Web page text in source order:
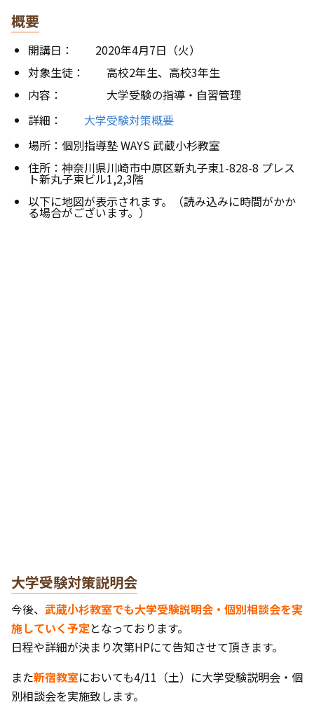
概要
開講日： 2020年4月7日（火）
対象生徒： 高校2年生、高校3年生
内容： 大学受験の指導・自習管理
詳細： 大学受験対策概要
場所：個別指導塾 WAYS 武蔵小杉教室
住所：神奈川県川崎市中原区新丸子東1-828-8 プレス
ト新丸子東ビル1,2,3階
以下に地図が表示されます。（読み込みに時間がかか
る場合がございます。）
大学受験対策説明会
今後、 武蔵小杉教室でも大学受験説明会・個別相談会を実
施していく予定となっております。
日程や詳細が決まり次第HPにて告知させて頂きます。
また新宿教室においても4/11（土）に大学受験説明会・個
別相談会を実施致します。